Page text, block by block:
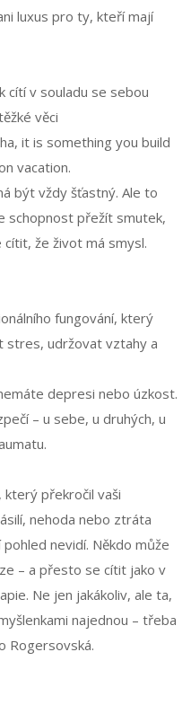
luxus pro ty, kteří mají
cítí v souladu se sebou
věci
, it is something you build
vacation.
být vždy šťastný. Ale to
schopnost přežít smutek,
že život má smysl.
fungování, který
stres, udržovat vztahy a
depresi nebo úzkost.
– u sebe, u druhých, u
který překročil vaši
nehoda nebo ztráta
nevidí. Někdo může
– a přesto se cítit jako v
Ne jen jakákoliv, ale ta,
najednou – třeba
Rogersovská.